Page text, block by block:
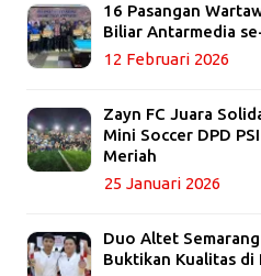
16 Pasangan
Biliar Antarmedia
12 Februari 2026
Zayn FC Juara
Mini Soccer DPD
Meriah
25 Januari 2026
Duo Altet
Buktikan Kualitas di